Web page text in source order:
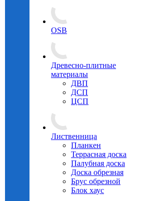
OSB
Древесно-плитные
материалы
ДВП
ДСП
ЦСП
Лиственница
Планкен
Террасная доска
Палубная доска
Доска обрезная
Брус обрезной
Блок хаус